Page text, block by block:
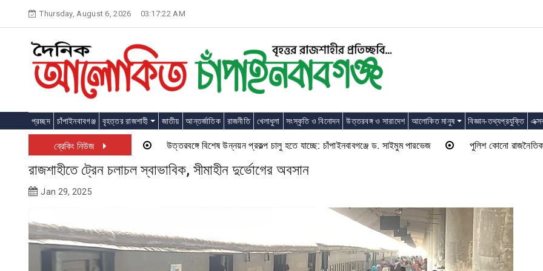
content
Thursday, August 6, 2026 03:17:22 AM
প্রচ্ছদ চাঁপাইনবাবগঞ্জ বৃহত্তর রাজশাহী জাতীয় আন্তর্জাতিক রাজনীতি খেলাধুলা সংস্কৃতি ও বিনোদন উত্তরবঙ্গ ও সারাদেশ আলোকিত মানুষ বিজ্ঞান-তথ্যপ্রযুক্তি
ব্রেকিং নিউজ উত্তরবঙ্গে বিশেষ উন্নয়ন প্রকল্প চালু হতে যাচ্ছে: চাঁপাইনবাবগঞ্জে ড. সাইমুম পারভেজ পুলিশ কোনো রাজনৈতিক দলের
রাজশাহীতে ট্রেন চলাচল স্বাভাবিক, সীমাহীন দুর্ভোগের অবসান
Jan 29, 2025